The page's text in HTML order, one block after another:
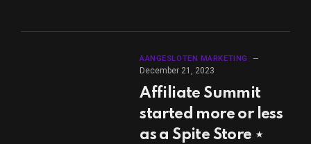
AANGESLOTEN MARKETING
December 21, 2023
Affiliate Summit
started more or less
as a Spite Store ⋆